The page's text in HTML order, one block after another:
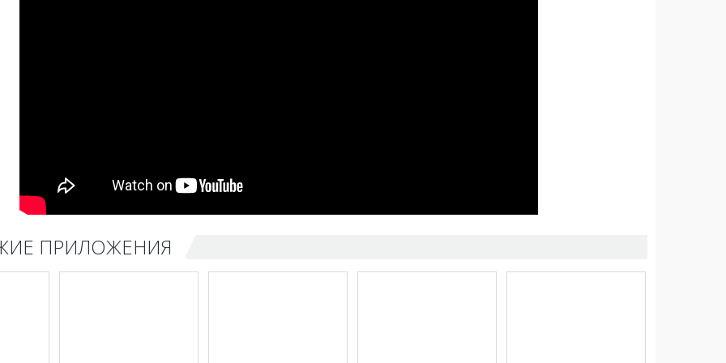
ПРИЛОЖЕНИЯ